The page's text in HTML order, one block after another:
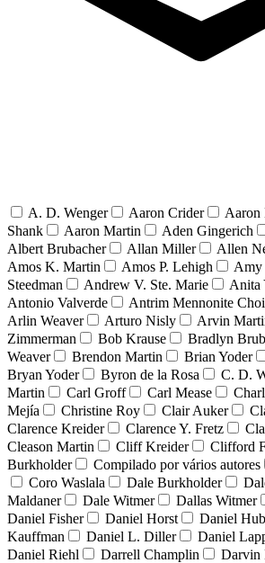
A. D. Wenger Aaron Crider Aaron
Shank
Aaron Martin Aden Gingerich
Albert Brubacher
Allan Miller Allen
Amos K. Martin
Amos P. Lehigh Amy
Steedman
Andrew V. Ste. Marie Anita
Antonio Valverde
Antrim Mennonite
Arlin Weaver
Arturo Nisly Arvin
Zimmerman
Bob Krause Bradlyn
Weaver
Brendon Martin Brian Yoder
Bryan Yoder
Byron de la Rosa C. D.
Martin
Carl Groff Carl Mease
Mejía
Christine Roy Clair Auker
Clarence Kreider
Clarence Y. Fretz
Cleason Martin
Cliff Kreider Clifford
Burkholder
Compilado por vários autores
Coro Waslala
Dale Burkholder
Maldaner
Dale Witmer Dallas Witmer
Daniel Fisher
Daniel Horst Daniel
Kauffman
Daniel L. Diller Daniel
Daniel Riehl
Darrell Champlin Darvin